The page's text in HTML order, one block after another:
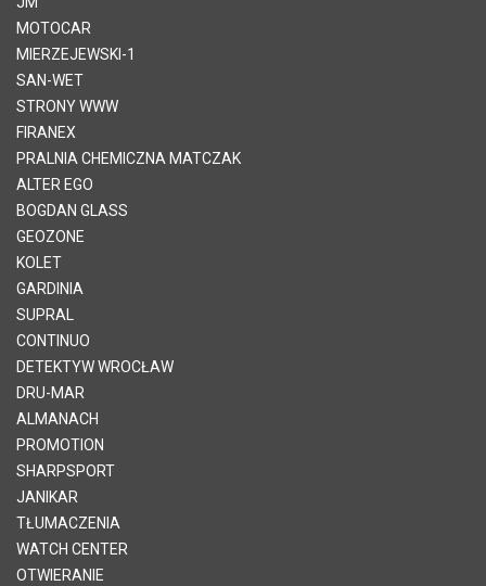
MOTOCAR
MIERZEJEWSKI-1
SAN-WET
STRONY WWW
FIRANEX
PRALNIA CHEMICZNA MATCZAK
ALTER EGO
BOGDAN GLASS
GEOZONE
KOLET
GARDINIA
SUPRAL
CONTINUO
DETEKTYW WROCŁAW
DRU-MAR
ALMANACH
PROMOTION
SHARPSPORT
JANIKAR
TŁUMACZENIA
WATCH CENTER
OTWIERANIE